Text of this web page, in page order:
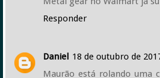
Responder
Daniel 18 de outubro de
Maurão está rolando uma